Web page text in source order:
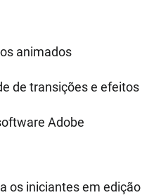
animados
de transições e efeitos
Adobe
os iniciantes em edição